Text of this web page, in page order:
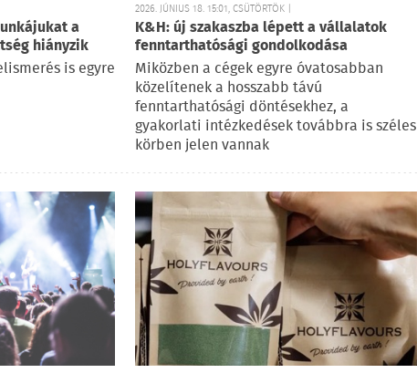
a
hiányzik
is egyre
2026. JÚNIUS 18. 15:01, CSÜTÖRTÖK |
K&H: új szakaszba lépett a vállalatok
fenntarthatósági gondolkodása
Miközben a cégek egyre óvatosabban
közelítenek a hosszabb távú
fenntarthatósági döntésekhez, a
gyakorlati intézkedések továbbra is széles
körben jelen vannak